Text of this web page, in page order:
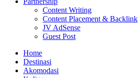
Content Writing
Content Placement & Backlink
JV AdSense
Guest Post
Home
Destinasi
Akomodasi